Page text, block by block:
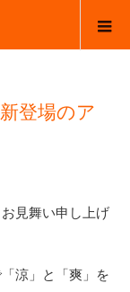
登場のア
見舞い申し上げ
涼」と「爽」を